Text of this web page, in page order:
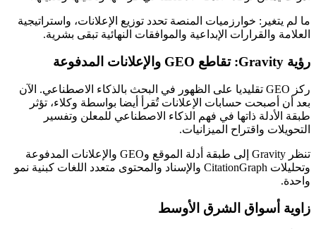
ما لم يتغير: خوارزميات المنصة تحدد توزيع الإعلانات، واستراتيجية
العلامة والقرارات الإبداعية والموافقات النهائية تبقى بشرية.
رؤية Gravity: تقاطع GEO والإعلانات المدفوعة
ركز GEO تقليديا على الظهور في البحث بالذكاء الاصطناعي. الآن
بعد أن أصبحت حسابات الإعلانات تُقرأ أيضا بواسطة وكلاء، تؤثر
طبقة الأدلة ذاتها في فهم الذكاء الاصطناعي للمعلن وتفسير
التحويلات واقتراح الميزانيات.
تنظر Gravity إلى طبقة أدلة الموقع وGEO والإعلانات المدفوعة
وتحليلات CitationGraph والإسناد والمحتوى متعدد اللغات كبنية نمو
واحدة.
زاوية أسواق الشرق الأوسط